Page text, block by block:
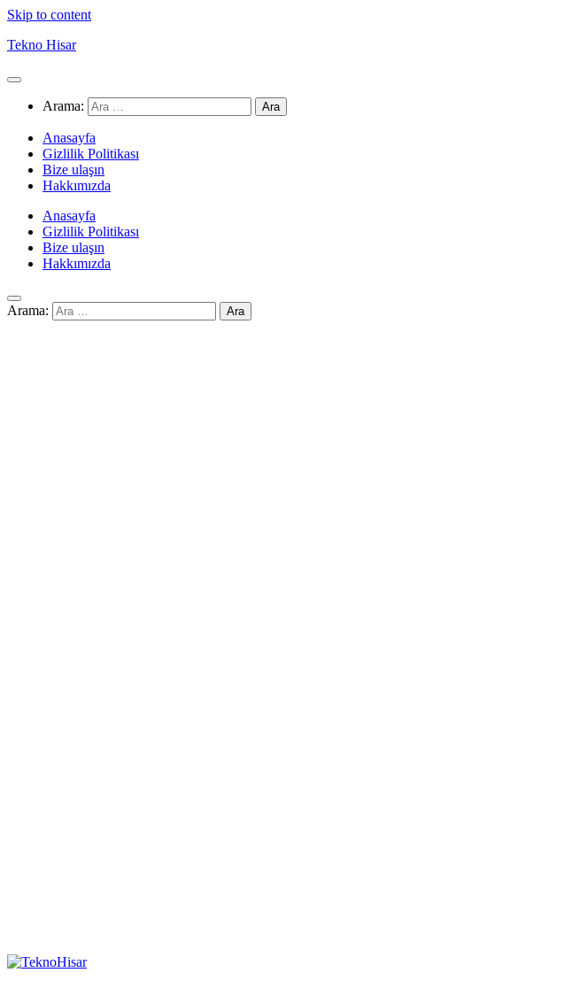
Skip to content
Tekno Hisar
Arama:
Anasayfa
Gizlilik Politikası
Bize ulaşın
Hakkımızda
Anasayfa
Gizlilik Politikası
Bize ulaşın
Hakkımızda
Arama: